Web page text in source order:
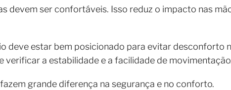
devem ser confortáveis. Isso reduz o impacto nas
deve estar bem posicionado para evitar desconforto
verificar a estabilidade e a facilidade de
grande diferença na segurança e no conforto.